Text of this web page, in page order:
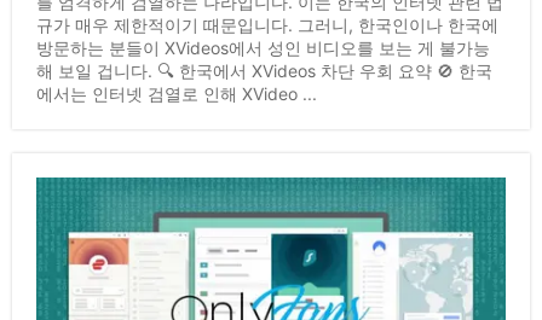
규가 매우 제한적이기 때문입니다. 그러니, 한국인이나 한국에
방문하는 분들이 XVideos에서 성인 비디오를 보는 게 불가능
해 보일 겁니다. 🔍 한국에서 XVideos 차단 우회 요약 🚫 한국
에서는 인터넷 검열로 인해 XVideo ...